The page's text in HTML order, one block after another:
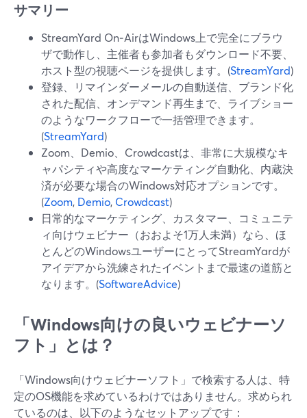
サマリー
StreamYard On‑AirはWindows上で完全にブラウ
ザで動作し、主催者も参加者もダウンロード不要、
ホスト型の視聴ページを提供します。(StreamYard)
登録、リマインダーメールの自動送信、ブランド化
された配信、オンデマンド再生まで、ライブショー
のようなワークフローで一括管理できます。
(StreamYard)
Zoom、Demio、Crowdcastは、非常に大規模なキ
ャパシティや高度なマーケティング自動化、内蔵決
済が必要な場合のWindows対応オプションです。
(Zoom, Demio, Crowdcast)
日常的なマーケティング、カスタマー、コミュニテ
ィ向けウェビナー（おおよそ1万人未満）なら、ほ
とんどのWindowsユーザーにとってStreamYardが
アイデアから洗練されたイベントまで最速の道筋と
なります。(SoftwareAdvice)
「Windows向けの良いウェビナーソ
フト」とは？
「Windows向けウェビナーソフト」で検索する人は、特
定のOS機能を求めているわけではありません。求められ
ているのは、以下のようなセットアップです：